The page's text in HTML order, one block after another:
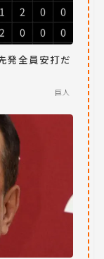
発全員安打だ
巨人